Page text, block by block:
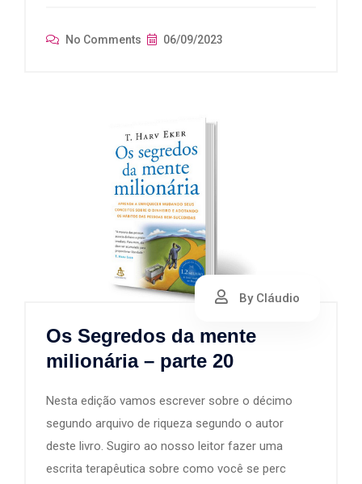
No Comments 06/09/2023
By Cláudio
Os Segredos da mente
milionária – parte 20
Nesta edição vamos escrever sobre o décimo
segundo arquivo de riqueza segundo o autor
deste livro. Sugiro ao nosso leitor fazer uma
escrita terapêutica sobre como você se perc